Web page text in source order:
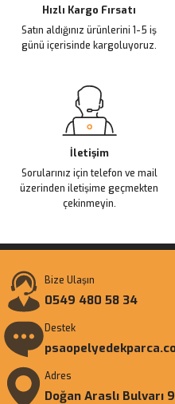
Ürün fiyatı diğer sitelerden daha
Bu ürüne benzer farklı
Hızlı Kargo Fırsatı
Satın aldığınız ürünlerini 1-5 iş
günü içerisinde kargoluyoruz.
İletişim
Sorularınız için telefon ve mail
üzerinden iletişime geçmekten
çekinmeyin.
Bize Ulaşın
0549 480 58 34
Destek
Adres
Doğan Araslı